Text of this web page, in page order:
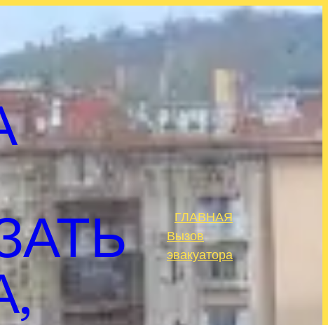
.
ГЛАВНАЯ
Вызов
эвакуатора